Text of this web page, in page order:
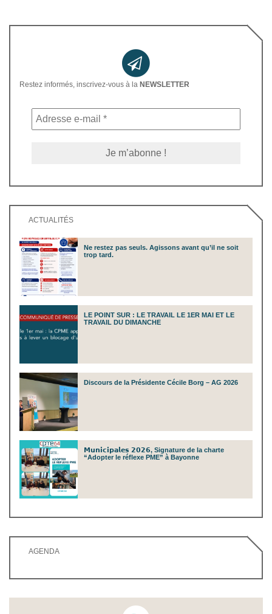
Restez informés, inscrivez-vous à la NEWSLETTER
ACTUALITÉS
Ne restez pas seuls. Agissons avant qu’il ne soit
trop tard.
LE POINT SUR : LE TRAVAIL LE 1ER MAI ET LE
TRAVAIL DU DIMANCHE
Discours de la Présidente Cécile Borg – AG 2026
𝗠𝘂𝗻𝗶𝗰𝗶𝗽𝗮𝗹𝗲𝘀 𝟮𝟬𝟮𝟲, Signature de la charte
“Adopter le réflexe PME” à Bayonne
AGENDA